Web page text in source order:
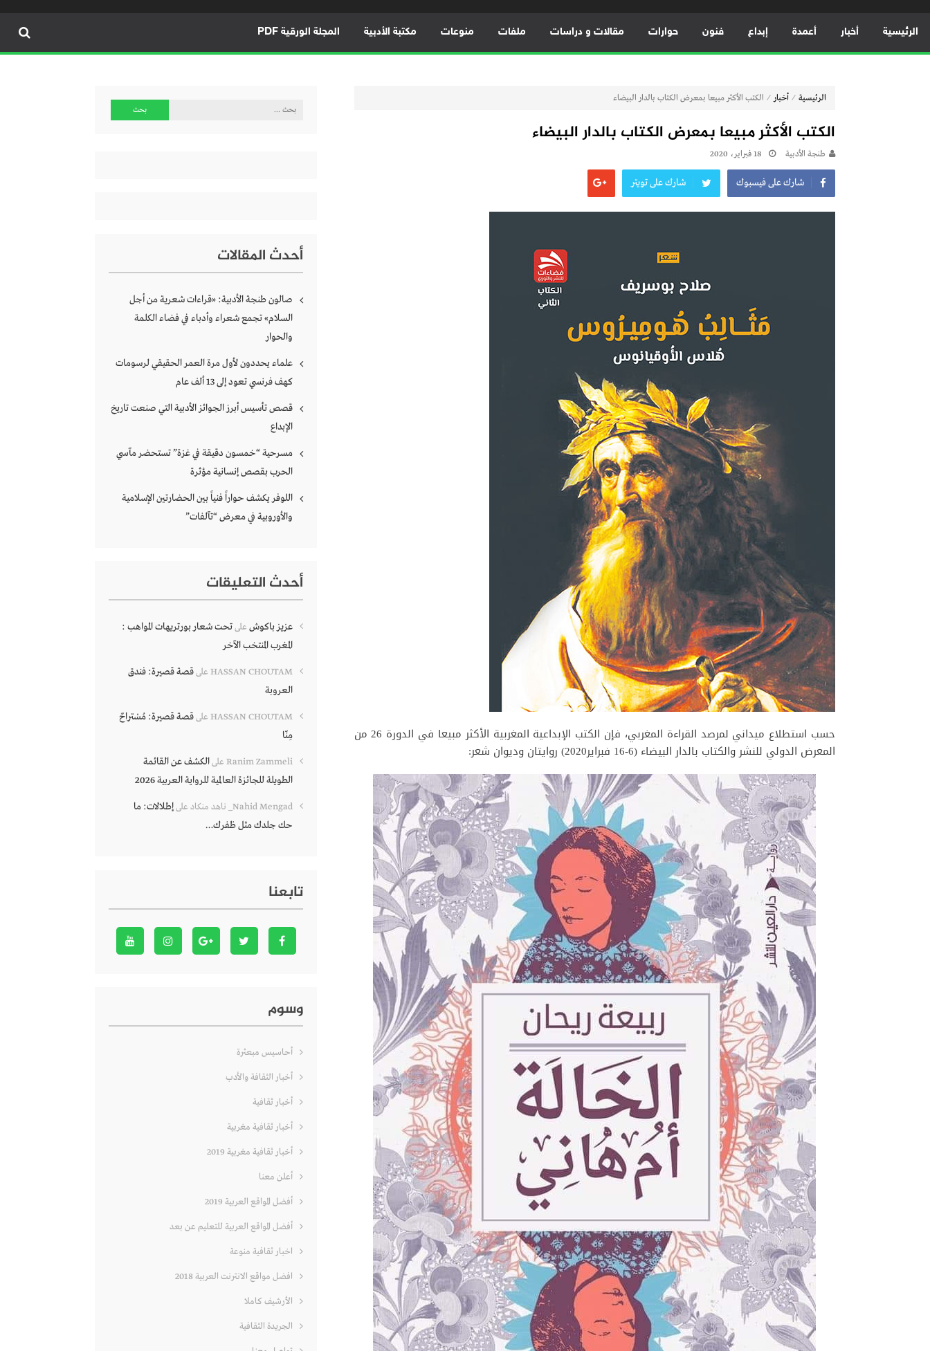
الرئيسية أخبار أعمدة إبداع فنون حوارات مقالات و دراسات ملفات منوعات مكتبة الأدبية المجلة الورقية PDF
الرئيسية ⁄ أخبار ⁄ الكتب الأكثر مبيعا بمعرض الكتاب بالدار البيضاء
الكتب الأكثر مبيعا بمعرض الكتاب بالدار البيضاء
طنجة الأدبية 18 فبراير، 2020
شارك على فيسبوك شارك على تويتر
حسب استطلاع ميداني لمرصد القراءة المغربي، فإن الكتب الإبداعية المغربية الأكثر مبيعا في الدورة 26 من
المعرض الدولي للنشر والكتاب بالدار البيضاء (6-16 فبراير2020) روايتان وديوان شعر:
البحث
أحدث المقالات
صالون طنجة الأدبية: «قراءات شعرية من أجل
السلام» تجمع شعراء وأدباء في فضاء الكلمة
والحوار
علماء يحددون لأول مرة العمر الحقيقي لرسومات
كهف فرنسي تعود إلى 13 ألف عام
قصص تأسيس أبرز الجوائز الأدبية التي صنعت تاريخ
الإبداع
مسرحية “خمسون دقيقة في غزة” تستحضر مآسي
الحرب بقصص إنسانية مؤثرة
اللوفر يكشف حواراً فنياً بين الحضارتين الإسلامية
والأوروبية في معرض “تآلفات”
أحدث التعليقات
عزيز باكوش علىتحت شعار بورتريهات المواهب :
المغرب المنتخب الآخر
HASSAN CHOUTAM علىقصة قصيرة: فندق
العروبة
HASSAN CHOUTAM علىقصة قصيرة: مُسْتراحٌ
مِنّا
Ranim Zammeli علىالكشف عن القائمة
الطويلة للجائزة العالمية للرواية العربية 2026
Nahid Mengad_ ناهد منكاد علىإطلالات: ما
حك جلدك مثل ظفرك…
تابعنا
وسوم
أحاسيس مبعثرة
أخبار الثقافة والأدب
أخبار ثقافية
أخبار ثقافية مغربية
أخبار ثقافية مغربية 2019
أعلن معنا
أفضل المواقع العربية 2019
أفضل المواقع العربية للتعليم عن بعد
اخبار ثقافية منوعة
افضل مواقع الانترنت العربية 2018
الأرشيف كاملا
الجريدة الثقافية